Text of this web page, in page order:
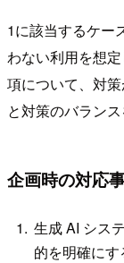
1に該当するケー
わない利用を想
項について、対
と対策のバランス
企画時の対応
生成 AI シス
的を明確にす